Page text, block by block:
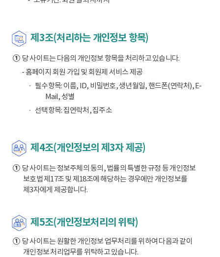
제3조(처리하는 개인정보 항목)
①당 사이트는 다음의 개인정보 항목을 처리하고 있습니다.
- 홈페이지 회원 가입 및 회원제 서비스 제공
필수항목: 이름, ID, 비밀번호, 생년월일, 핸드폰(연락처), E-
Mail, 성별
선택항목: 집연락처, 집주소
제4조(개인정보의 제3자 제공)
①당 사이트는 정보주체의 동의, 법률의 특별한 규정 등 개인정보
보호법 제17조 및 제18조에 해당하는 경우에만 개인정보를
제3자에게 제공합니다.
제5조(개인정보처리의 위탁)
①당 사이트는 원활한 개인정보 업무처리를 위하여 다음과 같이
개인정보 처리업무를 위탁하고 있습니다.